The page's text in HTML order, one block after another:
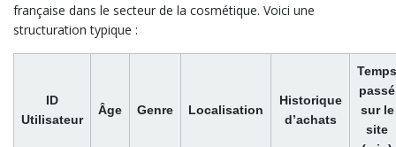
française dans le secteur de la cosmétique. Voici une
structuration typique :
ID
Utilisateur
Âge Genre Localisation
Historique
d’achats
Temps
passé
sur le
site